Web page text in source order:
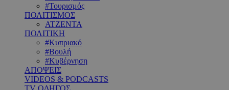
#Τουρισμός
ΠΟΛΙΤΙΣΜΟΣ
ΑΤΖΕΝΤΑ
ΠΟΛΙΤΙΚΗ
#Κυπριακό
#Βουλή
#Κυβέρνηση
ΑΠΟΨΕΙΣ
VIDEOS & PODCASTS